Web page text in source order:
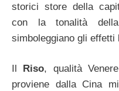
storici store della
con la tonalità
simboleggiano gli effetti
Riso, qualità
proviene dalla Cina